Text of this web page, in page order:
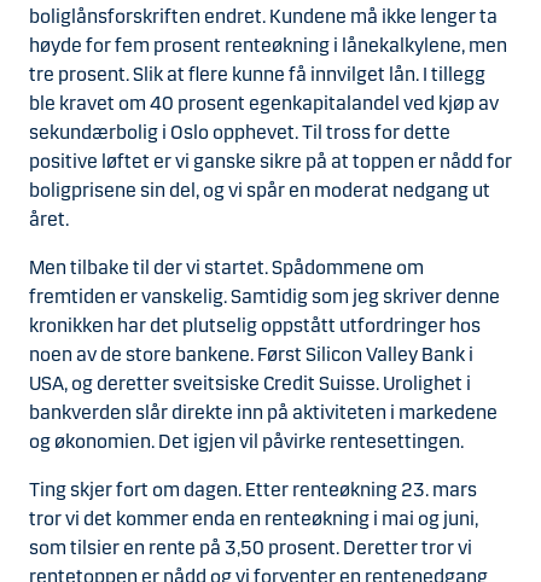
boliglånsforskriften endret. Kundene må ikke lenger ta
høyde for fem prosent renteøkning i lånekalkylene, men
tre prosent. Slik at flere kunne få innvilget lån. I tillegg
ble kravet om 40 prosent egenkapitalandel ved kjøp av
sekundærbolig i Oslo opphevet. Til tross for dette
positive løftet er vi ganske sikre på at toppen er nådd for
boligprisene sin del, og vi spår en moderat nedgang ut
året.
Men tilbake til der vi startet. Spådommene om
fremtiden er vanskelig. Samtidig som jeg skriver denne
kronikken har det plutselig oppstått utfordringer hos
noen av de store bankene. Først Silicon Valley Bank i
USA, og deretter sveitsiske Credit Suisse. Urolighet i
bankverden slår direkte inn på aktiviteten i markedene
og økonomien. Det igjen vil påvirke rentesettingen.
Ting skjer fort om dagen. Etter renteøkning 23. mars
tror vi det kommer enda en renteøkning i mai og juni,
som tilsier en rente på 3,50 prosent. Deretter tror vi
rentetoppen er nådd og vi forventer en rentenedgang